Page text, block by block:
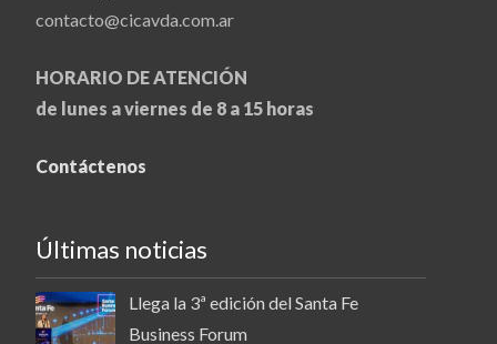
contacto@cicavda.com.ar
HORARIO DE ATENCIÓN
de lunes a viernes de 8 a 15 horas
Contáctenos
Últimas noticias
Llega la 3ª edición del Santa Fe
Business Forum